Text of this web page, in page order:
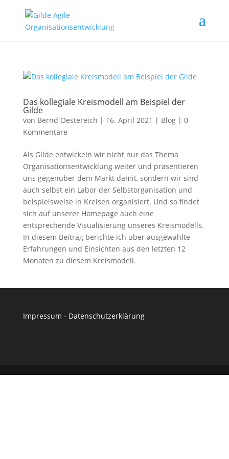
Das kollegiale Kreismodell am Beispiel der
Gilde
von Bernd Oestereich | 16. April 2021 | Blog| 0
Kommentare
Als Gilde entwickeln wir nicht nur das Thema
Organisationsentwicklung weiter und präsentieren
uns gegenüber dem Markt damit, sondern wir sind
auch selbst ein Labor der Selbstorganisation und
beispielsweise in Kreisen organisiert. Und so findet
sich auf unserer Homepage auch eine
entsprechende Visualisierung unseres Kreismodells.
In diesem Beitrag berichte ich über ausgewählte
Erfahrungen und Einsichten aus den letzten 12
Monaten zu diesem Kreismodell.
Impressum - Datenschutzerklärung